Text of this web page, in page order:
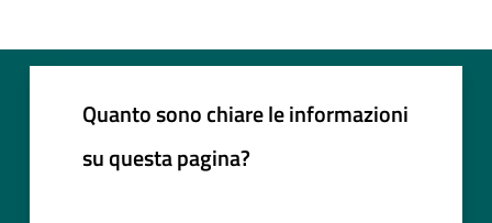
Quanto sono chiare le informazioni
su questa pagina?